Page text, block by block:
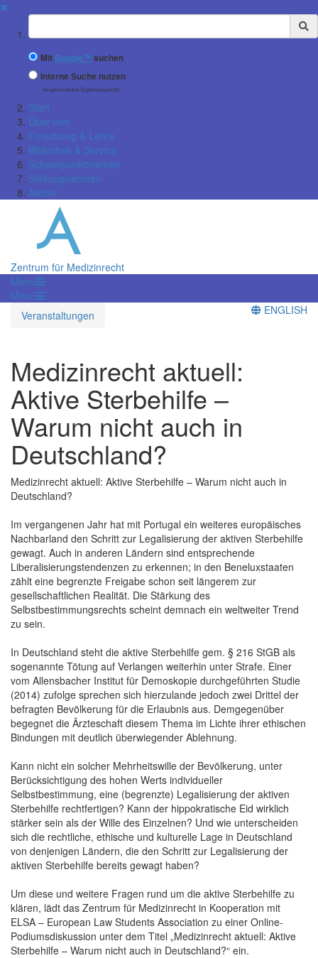
✖
Suchbegriff
Mit Google™ suchen
Interne Suche nutzen
(eingeschränkte Ergebnisqualität)
Start
Über uns
Forschung & Lehre
Bibliothek & Service
Schwerpunktthemen
Stellungnahmen
Archiv
Zentrum für Medizinrecht
Menü
Menü
Veranstaltungen
ENGLISH
Medizinrecht aktuell:
Aktive Sterbehilfe –
Warum nicht auch in
Deutschland?
Medizinrecht aktuell: Aktive Sterbehilfe – Warum nicht auch in
Deutschland?
Im vergangenen Jahr hat mit Portugal ein weiteres europäisches
Nachbarland den Schritt zur Legalisierung der aktiven Sterbehilfe
gewagt. Auch in anderen Ländern sind entsprechende
Liberalisierungstendenzen zu erkennen; in den Beneluxstaaten
zählt eine begrenzte Freigabe schon seit längerem zur
gesellschaftlichen Realität. Die Stärkung des
Selbstbestimmungsrechts scheint demnach ein weltweiter Trend
zu sein.
In Deutschland steht die aktive Sterbehilfe gem. § 216 StGB als
sogenannte Tötung auf Verlangen weiterhin unter Strafe. Einer
vom Allensbacher Institut für Demoskopie durchgeführten Studie
(2014) zufolge sprechen sich hierzulande jedoch zwei Drittel der
befragten Bevölkerung für die Erlaubnis aus. Demgegenüber
begegnet die Ärzteschaft diesem Thema im Lichte ihrer ethischen
Bindungen mit deutlich überwiegender Ablehnung.
Kann nicht ein solcher Mehrheitswille der Bevölkerung, unter
Berücksichtigung des hohen Werts individueller
Selbstbestimmung, eine (begrenzte) Legalisierung der aktiven
Sterbehilfe rechtfertigen? Kann der hippokratische Eid wirklich
stärker sein als der Wille des Einzelnen? Und wie unterscheiden
sich die rechtliche, ethische und kulturelle Lage in Deutschland
von denjenigen Ländern, die den Schritt zur Legalisierung der
aktiven Sterbehilfe bereits gewagt haben?
Um diese und weitere Fragen rund um die aktive Sterbehilfe zu
klären, lädt das Zentrum für Medizinrecht in Kooperation mit
ELSA – European Law Students Association zu einer Online-
Podiumsdiskussion unter dem Titel „Medizinrecht aktuell: Aktive
Sterbehilfe – Warum nicht auch in Deutschland?“ ein.